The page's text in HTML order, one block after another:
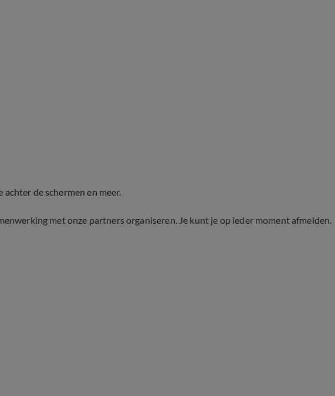
de schermen en meer.
met onze partners organiseren. Je kunt je op ieder moment afmelden.